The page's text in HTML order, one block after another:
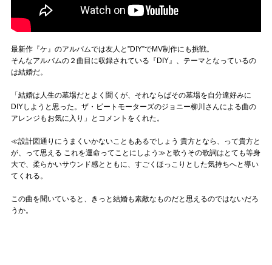
最新作『ケ』のアルバムでは友人と”DIY”でMV制作にも挑戦。
そんなアルバムの２曲目に収録されている『DIY』、テーマとなっているの
は結婚だ。
「結婚は人生の墓場だとよく聞くが、それならばその墓場を自分達好みに
DIYしようと思った。ザ・ビートモーターズのジョニー柳川さんによる曲の
アレンジもお気に入り」とコメントをくれた。
≪設計図通りにうまくいかないこともあるでしょう 貴方となら、って貴方と
が、って思える これを運命ってことにしよう≫と歌うその歌詞はとても等身
大で、柔らかいサウンド感とともに、すごくほっこりとした気持ちへと導い
てくれる。
この曲を聞いていると、きっと結婚も素敵なものだと思えるのではないだろ
うか。